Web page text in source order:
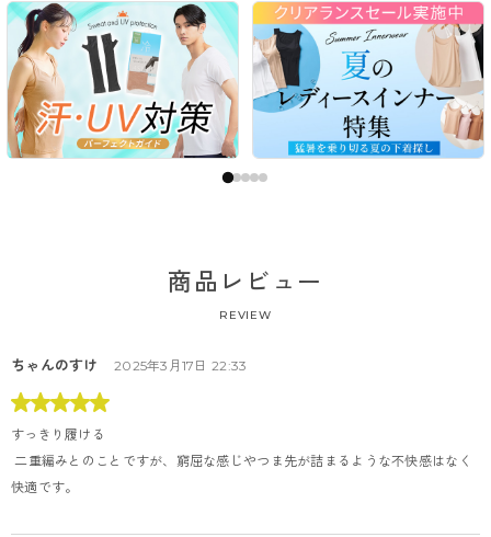
商品レビュー
REVIEW
ちゃんのすけ 2025年3月17日 22:33
すっきり履ける
二重編みとのことですが、窮屈な感じやつま先が詰まるような不快感はなく
快適です。